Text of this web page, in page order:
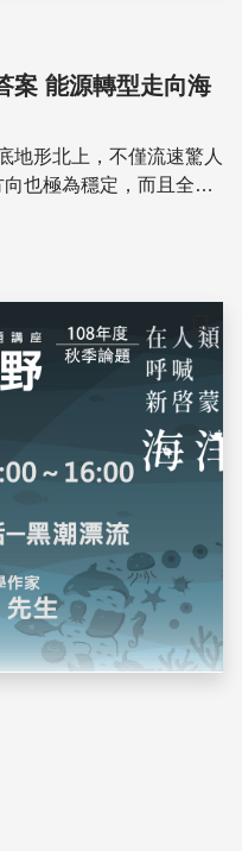
案 能源轉型走向海
地形北上，不僅流速驚人
向也極為穩定，而且全年
成為臺灣穩定且持續的
儲存